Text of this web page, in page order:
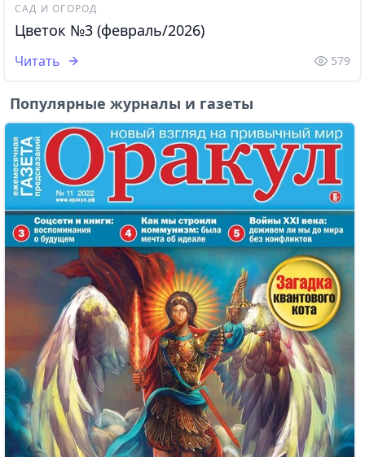
САД И ОГОРОД
Цветок №3 (февраль/2026)
Читать 579
Популярные журналы и газеты